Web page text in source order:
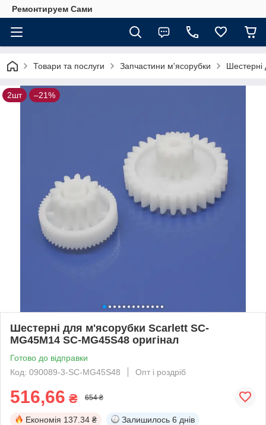
Ремонтируем Сами
Товари та послуги Запчастини м'ясорубки Шестерні
2шт –21%
Шестерні для м'ясорубки Scarlett SC-
MG45M14 SC-MG45S48 оригінал
Готово до відправки
Код: 090089-3-SC-MG45S48
Опт і роздріб
516,66 ₴ 654 ₴
Економія 137.34 ₴ Залишилось 6 днів